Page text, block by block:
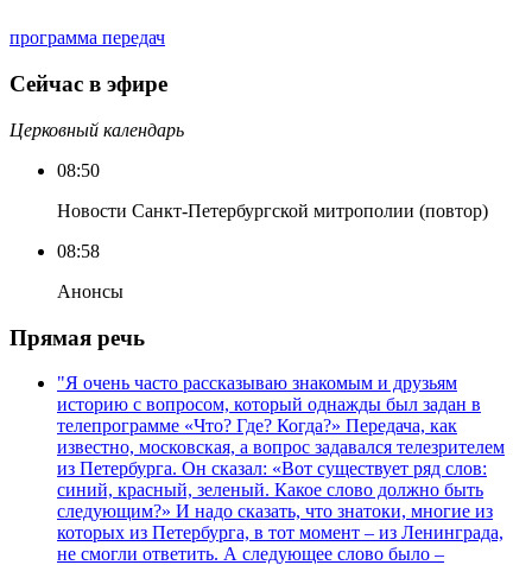
программа передач
Сейчас в эфире
Церковный календарь
08:50
Новости Санкт-Петербургской митрополии (повтор)
08:58
Анонсы
Прямая речь
"Я очень часто рассказываю знакомым и друзьям
историю с вопросом, который однажды был задан в
телепрограмме «Что? Где? Когда?» Передача, как
известно, московская, а вопрос задавался телезрителем
из Петербурга. Он сказал: «Вот существует ряд слов:
синий, красный, зеленый. Какое слово должно быть
следующим?» И надо сказать, что знатоки, многие из
которых из Петербурга, в тот момент – из Ленинграда,
не смогли ответить. А следующее слово было –